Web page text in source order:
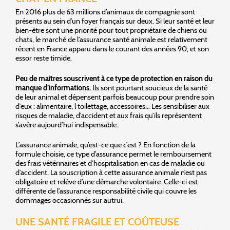
En 2016 plus de 63 millions d’animaux de compagnie sont
présents au sein d’un foyer français sur deux. Si leur santé et leur
bien-être sont une priorité pour tout propriétaire de chiens ou
chats, le marché de l’assurance santé animale est relativement
récent en France apparu dans le courant des années 90, et son
essor reste timide.
Peu de maîtres souscrivent à ce type de protection en raison du
manque d’informations. Ils sont pourtant soucieux de la santé
de leur animal et dépensent parfois beaucoup pour prendre soin
d’eux : alimentaire, l toilettage, accessoires… Les sensibiliser aux
risques de maladie, d’accident et aux frais qu’ils représentent
s’avère aujourd’hui indispensable.
L’assurance animale, qu’est-ce que c’est ? En fonction de la
formule choisie, ce type d’assurance permet le remboursement
des frais vétérinaires et d’hospitalisation en cas de maladie ou
d’accident. La souscription à cette assurance animale n’est pas
obligatoire et relève d’une démarche volontaire. Celle-ci est
différente de l’assurance responsabilité civile qui couvre les
dommages occasionnés sur autrui.
UNE SANTÉ FRAGILE ET COÛTEUSE